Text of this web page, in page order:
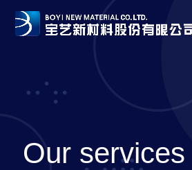
Our services